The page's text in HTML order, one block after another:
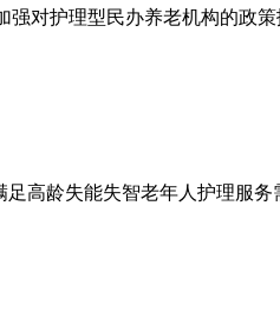
对护理型民办养老机构的政
高龄失能失智老年人护理服务